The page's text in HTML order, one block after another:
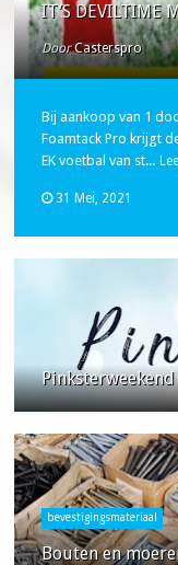
IT’S DEVILTIME
Door Casterspro
Bij aankoop van 1
Foamtack Pro krijgt
EK voetbal van st...
31 Mei, 2021
bevestigingsmateriaal
Bouten en